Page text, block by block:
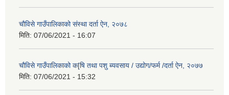
चौविसे गाउँपालिकाको संस्था दर्ता ऐन, २०७८
मिति: 07/06/2021 - 16:07
चौविसे गाउँपालिकाको क[षि तथा पशु ब्यवसाय / उद्योग/फर्म /दर्ता ऐन, २०७७
मिति: 07/06/2021 - 15:32